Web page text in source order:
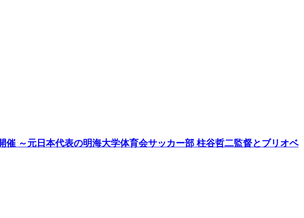
～元日本代表の明海大学体育会サッカー部 柱谷哲二監督とブリオベ